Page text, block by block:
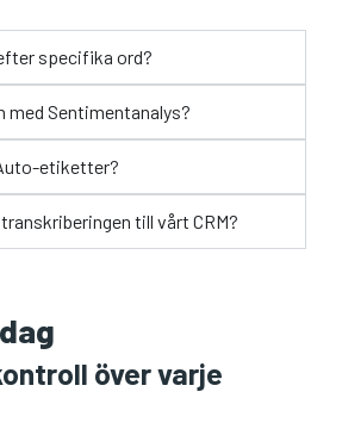
specifika ord?
med Sentimentanalys?
etiketter?
till vårt CRM?
över varje